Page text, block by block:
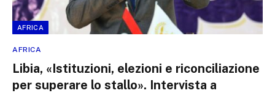
AFRICA
AFRICA
Libia, «Istituzioni, elezioni e riconciliazione
per superare lo stallo». Intervista a